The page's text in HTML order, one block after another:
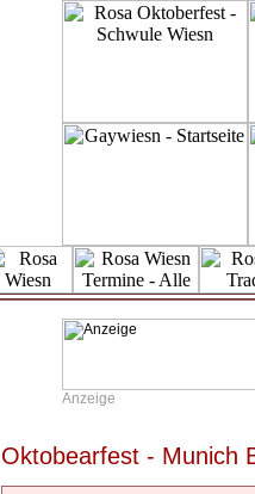
Anzeige
Oktobearfest - Munich